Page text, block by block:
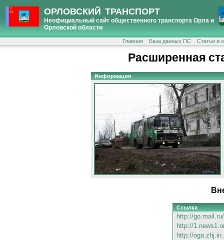
ОРЛОВСКИЙ ТРАНСПОРТ
Неофициальный сайт общественного транспорта Орла и
Орловской области
Главная База данных ПС Статьи и
Расширенная
Информация
Ссылка
http://
http://
http://